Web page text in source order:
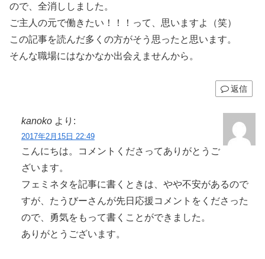
ので、全消ししました。
ご主人の元で働きたい！！！って、思いますよ（笑）
この記事を読んだ多くの方がそう思ったと思います。
そんな職場にはなかなか出会えませんから。
返信
kanoko より:
2017年2月15日 22:49
こんにちは。コメントくださってありがとうご
ざいます。
フェミネタを記事に書くときは、やや不安があるので
すが、たうびーさんが先日応援コメントをくださった
ので、勇気をもって書くことができました。
ありがとうございます。